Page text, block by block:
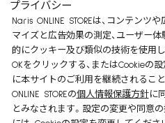
安心して安全にご使
特定商取引法に基づ
個人情報保護方
プライバシー
Naris ONLINE STOREは、コンテンツ
マイズと広告効果の測定、ユーザー体
的にクッキー及び類似の技術を使用し
OKをクリックする、またはCookieの
に本サイトのご利用を継続されること
ONLINE STOREの個人情報保護方針に
とみなされます。設定の変更や同意